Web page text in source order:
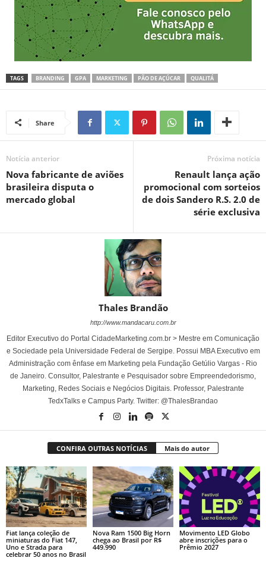
TAGS BRANDING GPA MARKETING PÃO DE AÇÚCAR QUALITÁ
Share
Notícia anterior
Nova fabricante de aviões
brasileira disputa o
mercado global
Próxima notícia
Renault lança ação
promocional com sorteios
de dois Sandero R.S. 2.0 de
série exclusiva
Thales Brandão
http://www.mandacaru.com.br
Editor Executivo do Portal CidadeMarketing.com.br > Mestre em Comunicação
e Sociedade pela Universidade Federal de Sergipe. Possui MBA Executivo em
Administração com ênfase em Marketing pela Fundação Getúlio Vargas - Rio
de Janeiro. Consultor, Palestrante e Pesquisador sobre Empreendedorismo,
Marketing, Redes Sociais e Negócios Digitais. Professor, Palestrante
TedxTalks e Campus Party. Twitter: @ThalesBrandao
CONFIRA OUTRAS NOTÍCIAS Mais do autor
Fiat lança coleção de
miniaturas do Fiat 147,
Uno e Strada para
celebrar 50 anos no Brasil
Nova Ram 1500 Big Horn
chega ao Brasil por R$
449.990
Movimento LED Globo
abre inscrições para o
Prêmio 2027